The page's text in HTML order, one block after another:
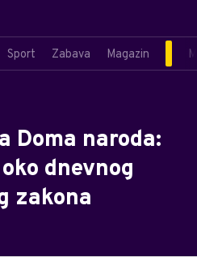
Sport Zabava Magazin
Doma naroda:
dnevnog
zakona